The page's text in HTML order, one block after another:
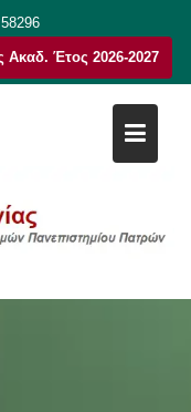
Έτος 2026-2027